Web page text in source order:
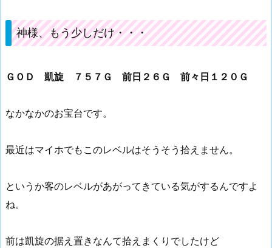
神様、もう少しだけ・・・
ＧＯＤ 凱旋 ７５７Ｇ 前日２６Ｇ 前々日１２０Ｇ
なかなかのお宝台です。
最近はマイホでもこのレベルはそうそう拾えません。
というか客のレベルがあがってきている気がするんですよ
ね。
前は凱旋の据え置きなんて拾えまくりでしたけど